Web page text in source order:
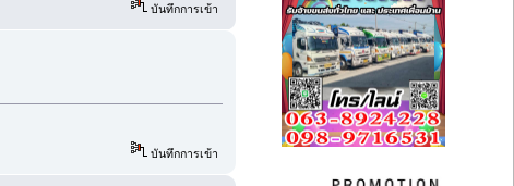
บันทึกการเข้า
บันทึกการเข้า